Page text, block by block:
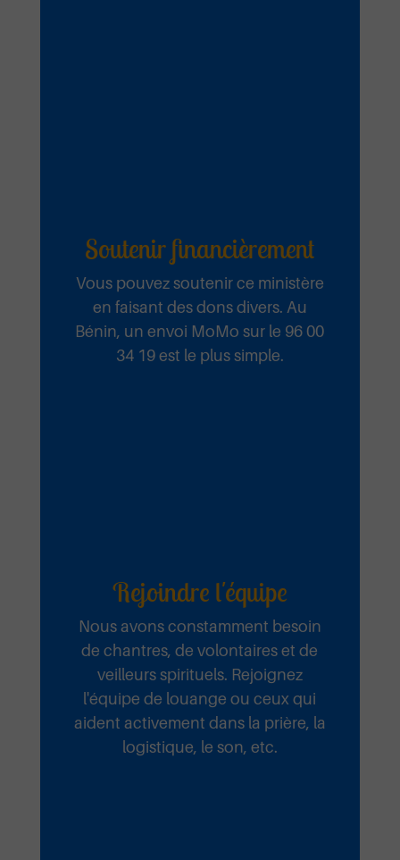
Soutenir financièrement
Vous pouvez soutenir ce ministère
en faisant des dons divers. Au
Bénin, un envoi MoMo sur le 96 00
34 19 est le plus simple.
Rejoindre l'équipe
Nous avons constamment besoin
de chantres, de volontaires et de
veilleurs spirituels. Rejoignez
l'équipe de louange ou ceux qui
aident activement dans la prière, la
logistique, le son, etc.